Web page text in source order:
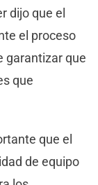
dijo que el
el proceso
garantizar que
que
que el
de equipo